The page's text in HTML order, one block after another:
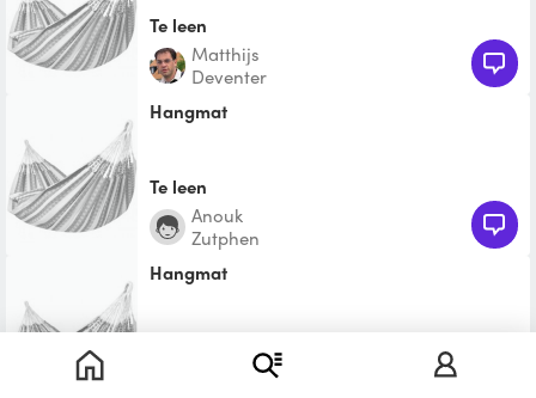
Te leen
Matthijs
Deventer
Hangmat
Te leen
Anouk
Zutphen
Hangmat